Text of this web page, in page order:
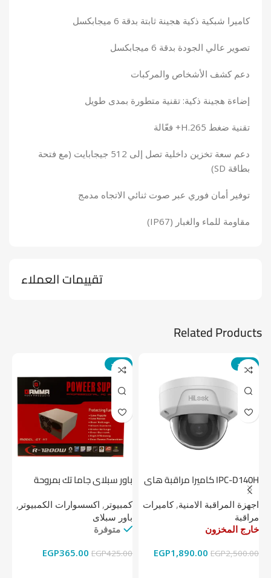
كاميرا شبكية ذكية هجينة ثابتة بدقة 6 ميجابكسل
تصوير عالي الجودة بدقة 6 ميجابكسل
دعم كشف الأشخاص والمركبات
إضاءة هجينة ذكية: تقنية متطورة بمدى طويل
تقنية ضغط H.265+ فعّالة
دعم سعة تخزين داخلية تصل إلى 512 جيجابايت (مع فتحة
بطاقة SD)
توفير أمان فوري عبر صوت ثنائي الاتجاه مدمج
مقاومة للماء والغبار (IP67)
تقييمات العملاء
Related Products
-24%
IPC-D140H كاميرا مراقبة هاى
لوك داخلية 4 ميجا
اجهزة المراقبة الامنية,كاميرات
مراقبة
خارج المخزون
EGP2,500.00
EGP1,890.00
-14%
باور سبلاي جاما تك بمروحة
كمبيوتر , اكسسوارات الكمبيوتر ,
باور سبلاى
متوفرة
EGP425.00
EGP365.00